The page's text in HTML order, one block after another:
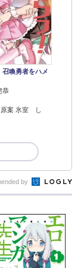
召喚勇者をハメ
恭
原案 氷室 し
by